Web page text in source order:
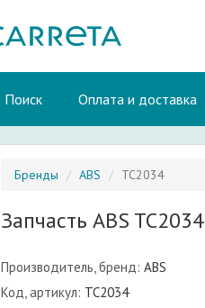
Поиск Оплата и доставка
Бренды ABS TC2034
Запчасть ABS TC2034
Производитель, бренд: ABS
Код, артикул: TC2034